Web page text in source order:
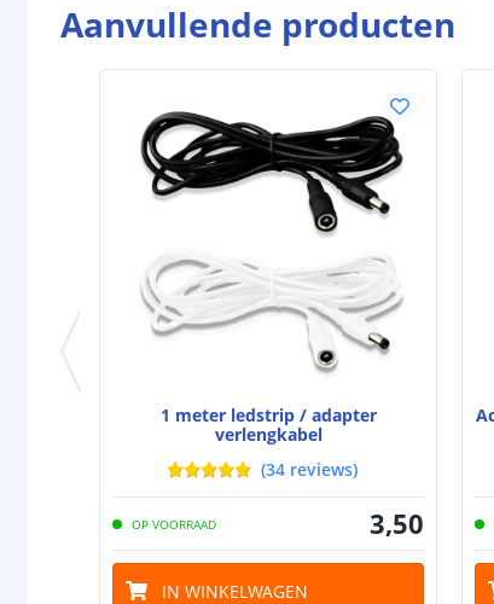
Aanvullende producten
1 meter ledstrip / adapter
verlengkabel
(34 reviews)
OP VOORRAAD 3,50
IN WINKELWAGEN